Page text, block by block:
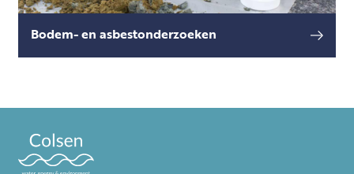
Bodem- en asbestonderzoeken